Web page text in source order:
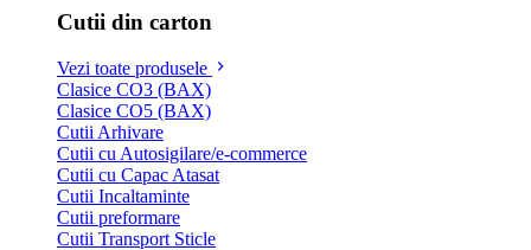
Cutii din carton
Vezi toate produsele
Clasice CO3 (BAX)
Clasice CO5 (BAX)
Cutii Arhivare
Cutii cu Autosigilare/e-commerce
Cutii cu Capac Atasat
Cutii Incaltaminte
Cutii preformare
Cutii Transport Sticle